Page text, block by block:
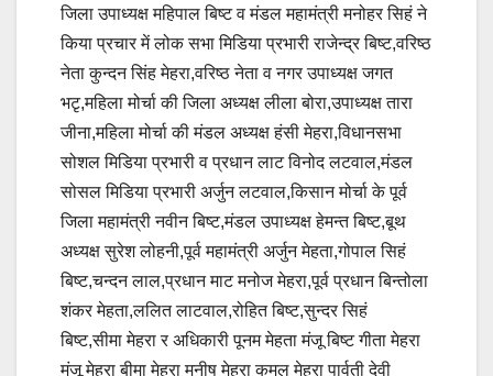
जिला उपाध्यक्ष महिपाल बिष्ट व मंडल महामंत्री मनोहर सिहं ने
किया प्रचार में लोक सभा मिडिया प्रभारी राजेन्द्र बिष्ट,वरिष्ठ
नेता कुन्दन सिंह मेहरा,वरिष्ठ नेता व नगर उपाध्यक्ष जगत
भटृ,महिला मोर्चा की जिला अध्यक्ष लीला बोरा,उपाध्यक्ष तारा
जीना,महिला मोर्चा की मंडल अध्यक्ष हंसी मेहरा,विधानसभा
सोशल मिडिया प्रभारी व प्रधान लाट विनोद लटवाल,मंडल
सोसल मिडिया प्रभारी अर्जुन लटवाल,किसान मोर्चा के पूर्व
जिला महामंत्री नवीन बिष्ट,मंडल उपाध्यक्ष हेमन्त बिष्ट,बूथ
अध्यक्ष सुरेश लोहनी,पूर्व महामंत्री अर्जुन मेहता,गोपाल सिहं
बिष्ट,चन्दन लाल,प्रधान माट मनोज मेहरा,पूर्व प्रधान बिन्तोला
शंकर मेहता,ललित लाटवाल,रोहित बिष्ट,सुन्दर सिहं
बिष्ट,सीमा मेहरा र अधिकारी पूनम मेहता मंजू बिष्ट गीता मेहरा
मंजू मेहरा बीमा मेहरा मनीष मेहरा कमल मेहरा पार्वती देवी